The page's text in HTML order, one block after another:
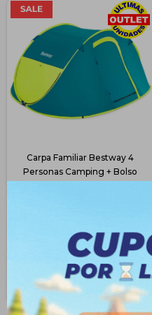
Carpa Familiar Bestway 4
Personas Camping + Bolso
$ 1.907
$ 2.019
Disponible Envío